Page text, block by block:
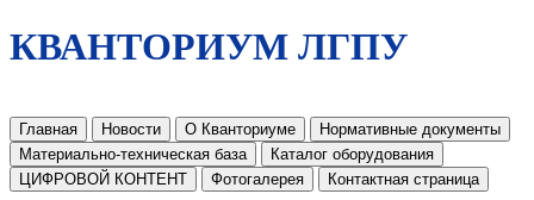
КВАНТОРИУМ ЛГПУ
Главная Новости О Кванториуме
Нормативные документы
Материально-техническая база
Каталог оборудования
ЦИФРОВОЙ КОНТЕНТ
Фотогалерея Контактная страница